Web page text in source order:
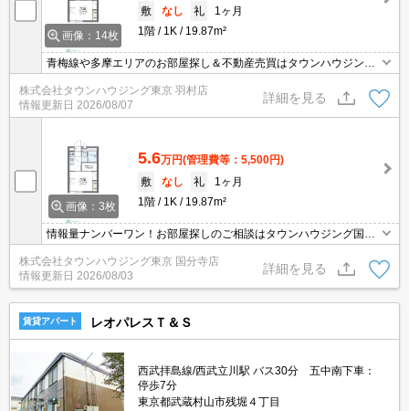
画像：14枚
敷
なし 礼
1ヶ月
1階
1K 19.87m²
青梅線や多摩エリアのお部屋探し＆不動産売買はタウンハウジング
羽村店にお任せを！ご来店時無料駐車場ご用意あります！
株式会社タウンハウジング東京 羽村店
情報更新日 2026/08/07
詳細を見る
画像：3枚
5.6万円(管理費等：5,500円)
敷
なし 礼
1ヶ月
1階
1K 19.87m²
情報量ナンバーワン！お部屋探しのご相談はタウンハウジング国分
寺店にお任せを！
株式会社タウンハウジング東京 国分寺店
情報更新日 2026/08/03
詳細を見る
賃貸アパート レオパレスＴ＆Ｓ
西武拝島線/西武立川駅 バス30分 五中南下車：
停歩7分
東京都武蔵村山市残堀４丁目